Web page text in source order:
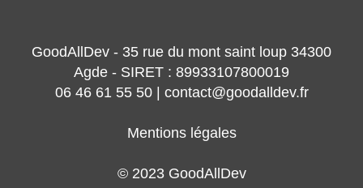
GoodAllDev - 35 rue du mont saint loup 34300
Agde - SIRET : 89933107800019
06 46 61 55 50 | contact@goodalldev.fr
Mentions légales
© 2023 GoodAllDev